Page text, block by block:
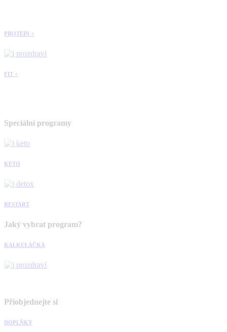
PROTEIN +
FIT +
Speciální programy
KETO
RESTART
Jaký vybrat program?
KALKULAČKA
Přiobjednejte si
DOPLŇKY